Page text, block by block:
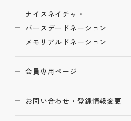
ナイスネイチャ・
バースデードネーション
メモリアルドネーション
会員専用ページ
お問い合わせ・登録情報変更